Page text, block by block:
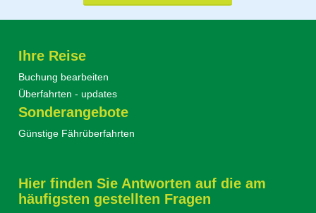
Ihre Reise
Buchung bearbeiten
Überfahrten - updates
Sonderangebote
Günstige Fährüberfahrten
Hier finden Sie Antworten auf die am
häufigsten gestellten Fragen